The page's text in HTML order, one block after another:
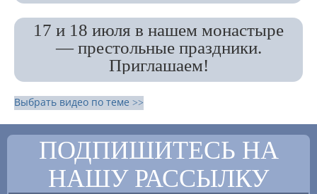
17 и 18 июля в нашем монастыре
— престольные праздники.
Приглашаем!
Выбрать видео по теме >>
ПОДПИШИТЕСЬ НА
НАШУ РАССЫЛКУ